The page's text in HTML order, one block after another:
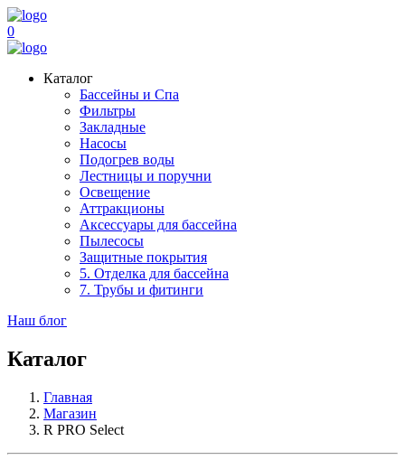
0
Каталог
Бассейны и Спа
Фильтры
Закладные
Насосы
Подогрев воды
Лестницы и поручни
Освещение
Аттракционы
Аксессуары для бассейна
Пылесосы
Защитные покрытия
5. Отделка для бассейна
7. Трубы и фитинги
Наш блог
Каталог
Главная
Магазин
R PRO Select